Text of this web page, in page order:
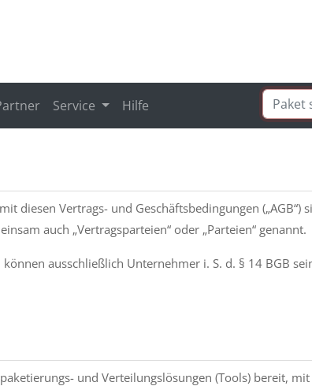
Service Hilfe
diesen Vertrags- und Geschäftsbedingungen („AGB“)
auch „Vertragsparteien“ oder „Parteien“ genannt.
können ausschließlich Unternehmer i. S. d. § 14 BGB
und Verteilungslösungen (Tools) bereit,